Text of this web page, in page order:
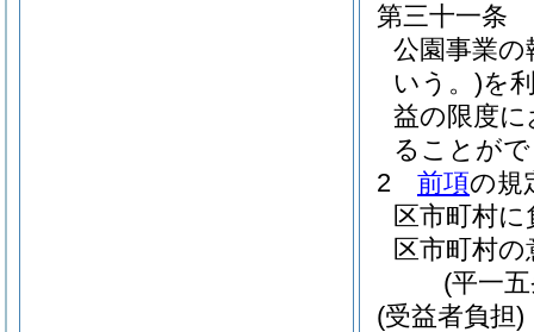
第三十一条
公園事業の
いう。)を
益の限度
ることが
2
前項の規
区市町村
区市町村
(平一
(受益者負担)